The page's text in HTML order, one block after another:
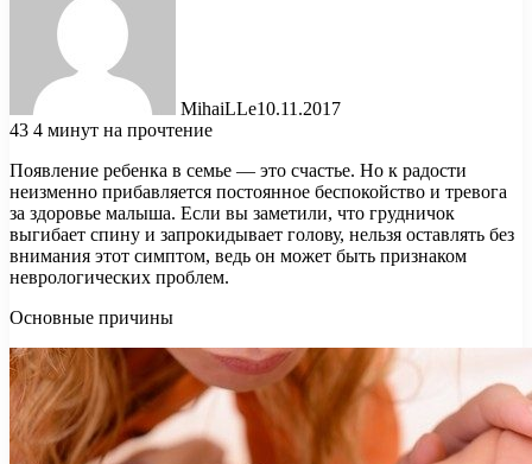
MihaiLLe10.11.2017
43 4 минут на прочтение
Появление ребенка в семье — это счастье. Но к радости
неизменно прибавляется постоянное беспокойство и тревога
за здоровье малыша. Если вы заметили, что грудничок
выгибает спину и запрокидывает голову, нельзя оставлять без
внимания этот симптом, ведь он может быть признаком
неврологических проблем.
Основные причины